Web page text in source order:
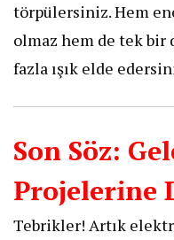
törpülersiniz. Hem
olmaz hem de tek bir
fazla ışık elde
Son Söz:
Projelerine
Tebrikler! Artık